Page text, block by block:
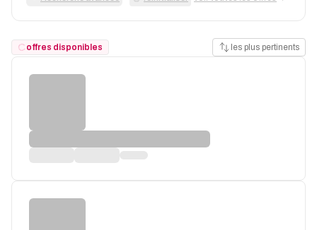
offres disponibles les plus pertinents